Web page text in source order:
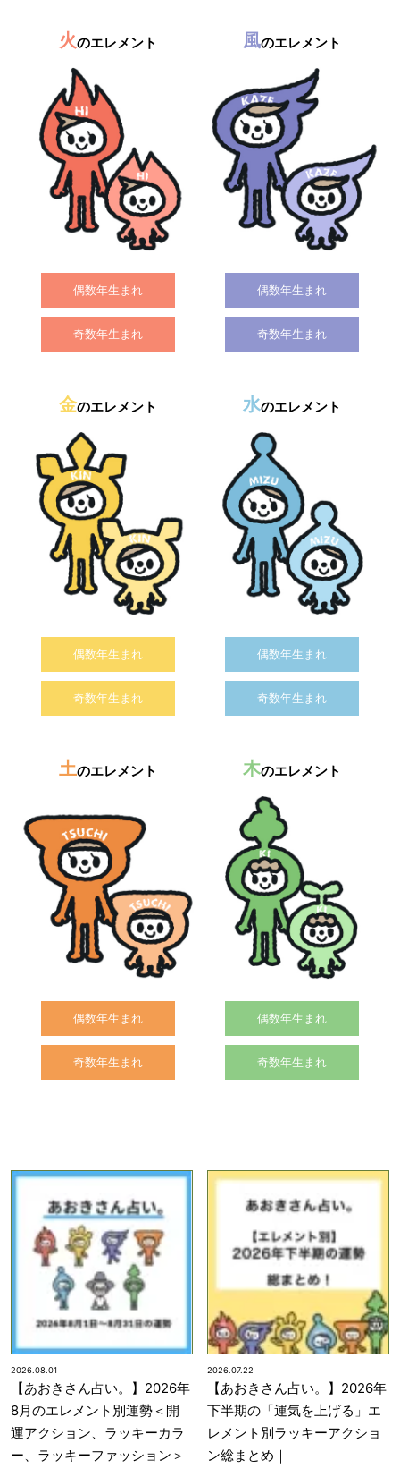
火のエレメント
偶数年生まれ
奇数年生まれ
風のエレメント
偶数年生まれ
奇数年生まれ
金のエレメント
偶数年生まれ
奇数年生まれ
水のエレメント
偶数年生まれ
奇数年生まれ
土のエレメント
偶数年生まれ
奇数年生まれ
木のエレメント
偶数年生まれ
奇数年生まれ
2026.08.01
【あおきさん占い。】2026年
8月のエレメント別運勢＜開
運アクション、ラッキーカラ
ー、ラッキーファッション＞
2026.07.22
【あおきさん占い。】2026年
下半期の「運気を上げる」エ
レメント別ラッキーアクショ
ン総まとめ｜